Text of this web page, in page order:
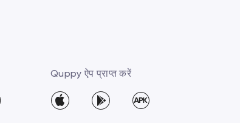
Quppy ऐप प्राप्त करें